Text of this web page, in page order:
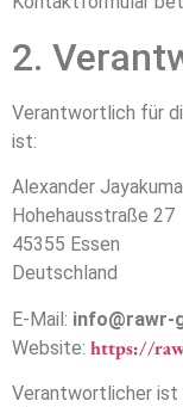
2.
Verantwortlich für
ist:
Alexander
Hohehausstraße 27
45355 Essen
Deutschland
E-Mail: info@rawr-
Website: https://
Verantwortlicher ist